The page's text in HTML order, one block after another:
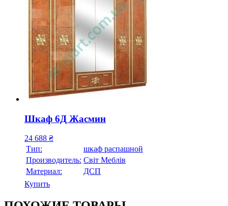
Шкаф 6Д Жасмин
24 688 ₴
Тип:
шкаф распашной
Производитель: Свiт Меблiв
Материал:
ДСП
Купить